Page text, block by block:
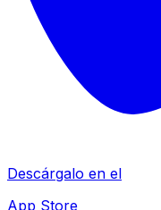
Descárgalo en el
App Store